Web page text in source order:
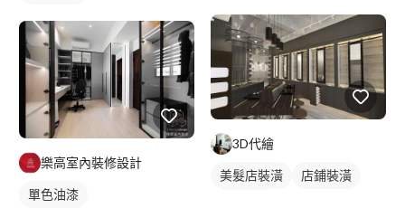
樂高室內裝修設計
單色油漆
3D代繪
美髮店裝潢
店鋪裝潢